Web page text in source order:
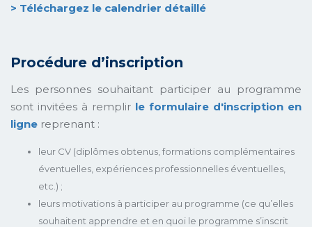
> Téléchargez le calendrier détaillé
Procédure d’inscription
Les personnes souhaitant participer au programme
sont invitées à remplir le formulaire d'inscription en
ligne reprenant :
leur CV (diplômes obtenus, formations complémentaires
éventuelles, expériences professionnelles éventuelles,
etc.) ;
leurs motivations à participer au programme (ce qu’elles
souhaitent apprendre et en quoi le programme s’inscrit